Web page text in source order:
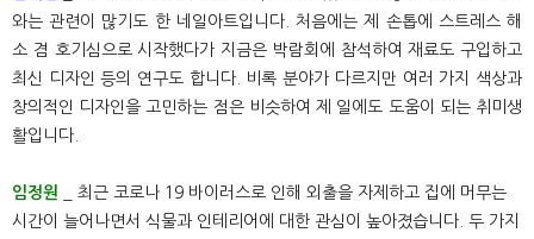
와는 관련이 많기도 한 네일아트입니다. 처음에는 제 손톱에 스트레스 해
소 겸 호기심으로 시작했다가 지금은 박람회에 참석하여 재료도 구입하고
최신 디자인 등의 연구도 합니다. 비록 분야가 다르지만 여러 가지 색상과
창의적인 디자인을 고민하는 점은 비슷하여 제 일에도 도움이 되는 취미생
활입니다.
임정원 _ 최근 코로나 19 바이러스로 인해 외출을 자제하고 집에 머무는
시간이 늘어나면서 식물과 인테리어에 대한 관심이 높아졌습니다. 두 가지